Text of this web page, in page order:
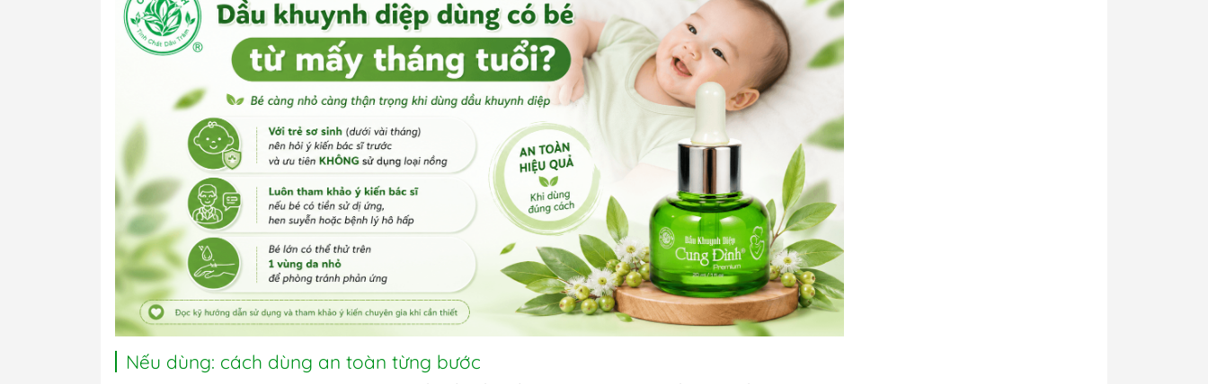
Nếu dùng: cách dùng an toàn từng bước